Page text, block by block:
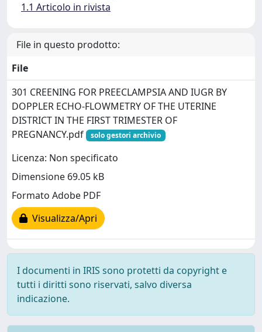
1.1 Articolo in rivista
File in questo prodotto:
File
301 CREENING FOR PREECLAMPSIA AND IUGR BY
DOPPLER ECHO-FLOWMETRY OF THE UTERINE
DISTRICT IN THE FIRST TRIMESTER OF
PREGNANCY.pdf
solo gestori archivio
Licenza: Non specificato
Dimensione 69.05 kB
Formato Adobe PDF
Visualizza/Apri
I documenti in IRIS sono protetti da copyright e
tutti i diritti sono riservati, salvo diversa
indicazione.